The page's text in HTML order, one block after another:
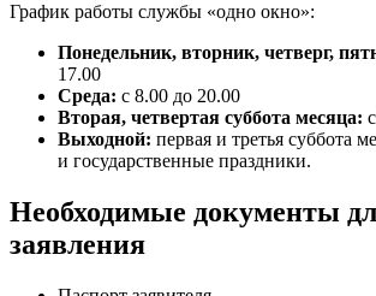
График работы службы «одно окно»:
Понедельник, вторник, четверг,
17.00
Среда: с 8.00 до 20.00
Вторая, четвертая суббота месяца:
Выходной: первая и третья суббота
и государственные праздники.
Необходимые документы
заявления